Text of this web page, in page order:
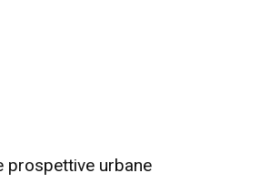
prospettive urbane